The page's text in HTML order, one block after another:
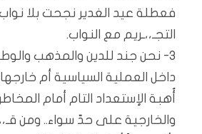
فعطلة عيد الغدير نجحت بلا
التجـ،،ـريم مع النواب.
٣- نحن جند للدين والمذهب
داخل العملية السياسية أم
أُهبة الإستعداد التام أمام
والخارجية على حدّ سواء.. ومن